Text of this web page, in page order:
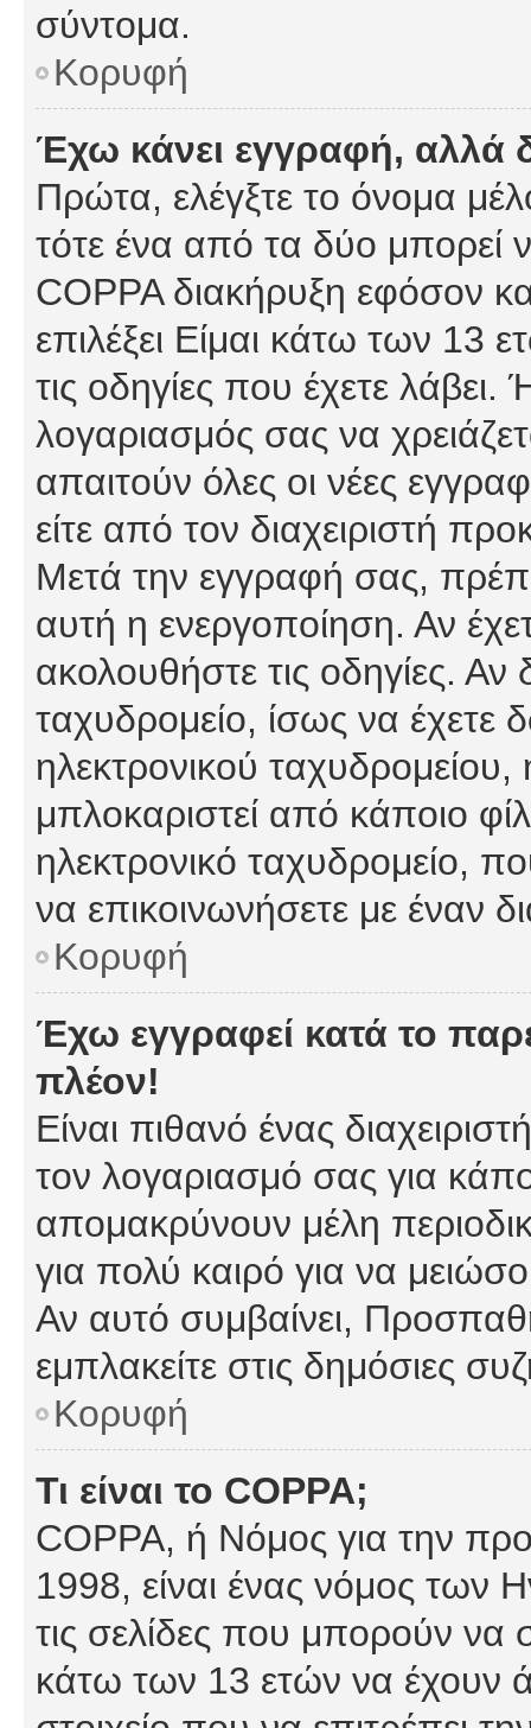
σύντομα.
Κορυφή
Έχω κάνει εγγραφή,
Πρώτα, ελέγξτε το όνομα
τότε ένα από τα δύο μπορεί
COPPA διακήρυξη εφόσον
επιλέξει Είμαι κάτω των 13
τις οδηγίες που έχετε λάβει.
λογαριασμός σας να
απαιτούν όλες οι νέες
είτε από τον διαχειριστή
Μετά την εγγραφή σας,
αυτή η ενεργοποίηση. Αν
ακολουθήστε τις οδηγίες. Αν
ταχυδρομείο, ίσως να έχετε
ηλεκτρονικού ταχυδρομείου,
μπλοκαριστεί από κάποιο
ηλεκτρονικό ταχυδρομείο,
να επικοινωνήσετε με έναν
Κορυφή
Έχω εγγραφεί κατά το
πλέον!
Είναι πιθανό ένας
τον λογαριασμό σας για
απομακρύνουν μέλη
για πολύ καιρό για να
Αν αυτό συμβαίνει,
εμπλακείτε στις δημόσιες
Κορυφή
Τι είναι το COPPA;
COPPA, ή Νόμος για την
1998, είναι ένας νόμος των
τις σελίδες που μπορούν να
κάτω των 13 ετών να έχουν